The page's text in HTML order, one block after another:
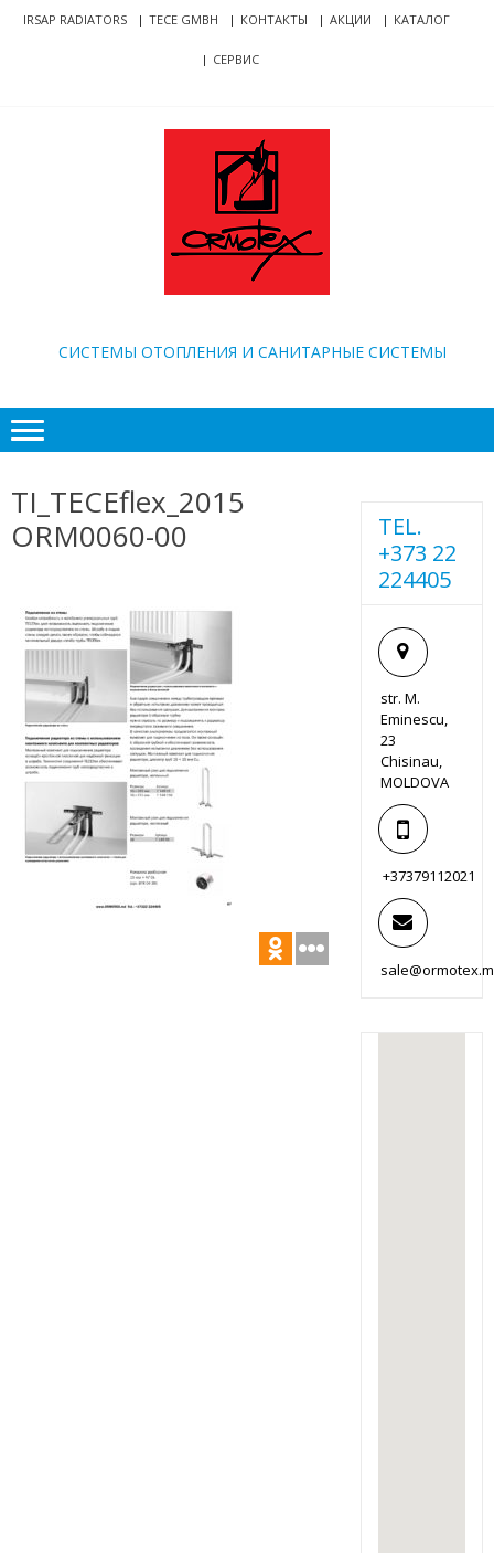
Skip
SkipIRSAP RADIATORS TECE GMBH КОНТАКТЫ АКЦИИ КАТАЛОГ
СЕРВИС
CИСТЕМЫ ОТОПЛЕНИЯ И САНИТАРНЫЕ СИСТЕМЫ
TI_TECEflex_2015
ORM0060-00
TEL.
+373 22
224405
str. M.
Eminescu,
23
Chisinau,
MOLDOVA
+37379112021